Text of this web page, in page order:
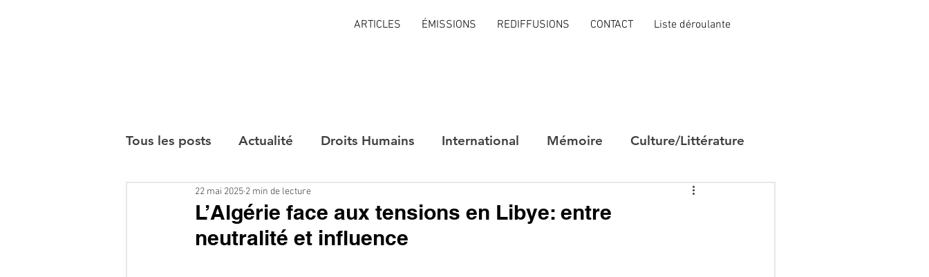
ARTICLES ÉMISSIONS REDIFFUSIONS CONTACT Liste déroulante
Tous les posts Actualité Droits Humains International Mémoire Culture/Littérature
Interviews
L’Algérie face aux tensions en Libye: entre
neutralité et influence
22 mai 2025 2 min de lecture